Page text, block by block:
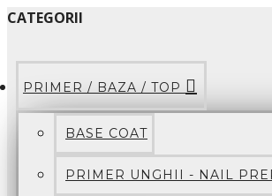
CATEGORII
PRIMER / BAZA / TOP
BASE COAT
PRIMER UNGHII - NAIL